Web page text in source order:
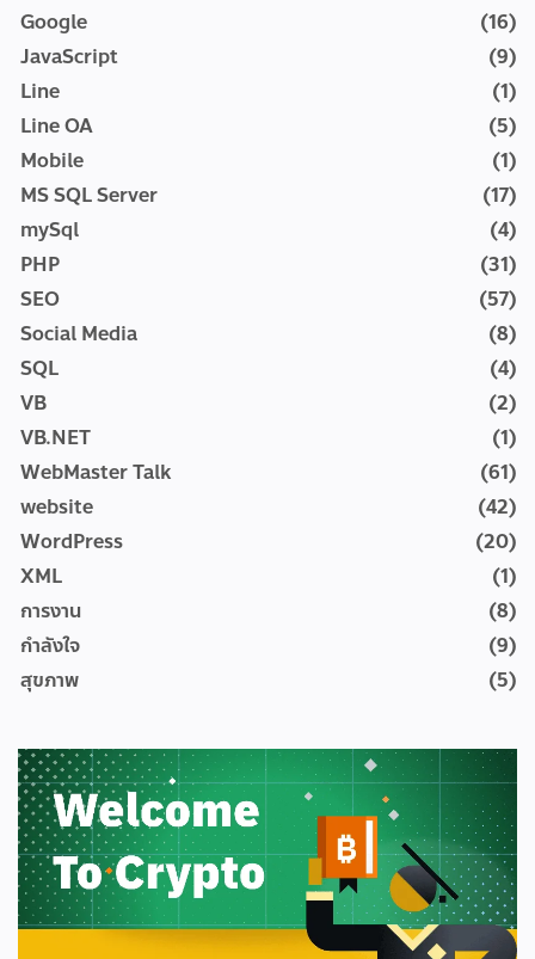
Google
(16)
JavaScript
(9)
Line
(1)
Line OA
(5)
Mobile
(1)
MS SQL Server
(17)
mySql
(4)
PHP
(31)
SEO
(57)
Social Media
(8)
SQL
(4)
VB
(2)
VB.NET
(1)
WebMaster Talk
(61)
website
(42)
WordPress
(20)
XML
(1)
การงาน
(8)
กำลังใจ
(9)
สุขภาพ
(5)